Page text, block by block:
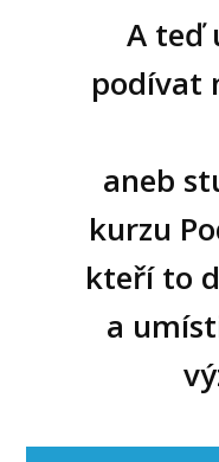
A teď
podívat
aneb
kurzu
kteří to
a